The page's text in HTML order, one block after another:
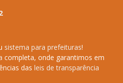
sistema para prefeituras!
completa, onde garantimos em
das leis de transparência